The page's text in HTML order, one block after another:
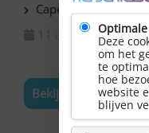
Capelle ad IJssel
11 augustus 2026
Bekijk de volledige
Optimale
Deze
om het
te
hoe
website
blijven